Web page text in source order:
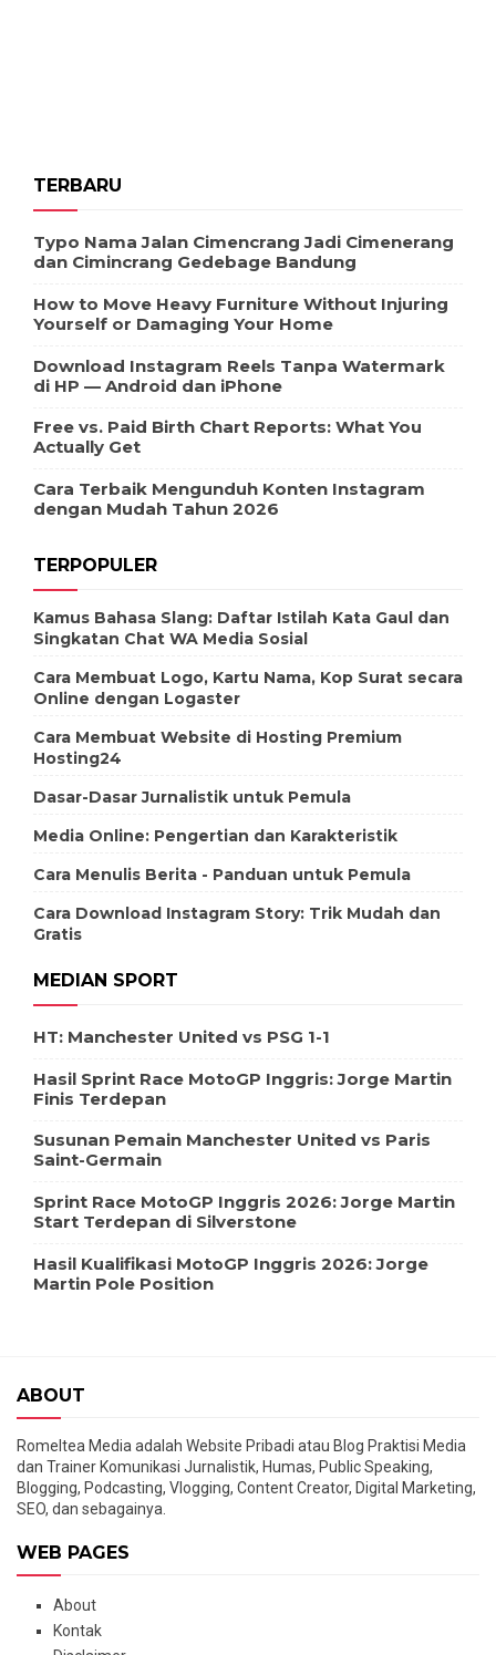
TERBARU
Typo Nama Jalan Cimencrang Jadi Cimenerang
dan Cimincrang Gedebage Bandung
How to Move Heavy Furniture Without Injuring
Yourself or Damaging Your Home
Download Instagram Reels Tanpa Watermark
di HP — Android dan iPhone
Free vs. Paid Birth Chart Reports: What You
Actually Get
Cara Terbaik Mengunduh Konten Instagram
dengan Mudah Tahun 2026
TERPOPULER
Kamus Bahasa Slang: Daftar Istilah Kata Gaul dan
Singkatan Chat WA Media Sosial
Cara Membuat Logo, Kartu Nama, Kop Surat secara
Online dengan Logaster
Cara Membuat Website di Hosting Premium
Hosting24
Dasar-Dasar Jurnalistik untuk Pemula
Media Online: Pengertian dan Karakteristik
Cara Menulis Berita - Panduan untuk Pemula
Cara Download Instagram Story: Trik Mudah dan
Gratis
MEDIAN SPORT
HT: Manchester United vs PSG 1-1
Hasil Sprint Race MotoGP Inggris: Jorge Martin
Finis Terdepan
Susunan Pemain Manchester United vs Paris
Saint-Germain
Sprint Race MotoGP Inggris 2026: Jorge Martin
Start Terdepan di Silverstone
Hasil Kualifikasi MotoGP Inggris 2026: Jorge
Martin Pole Position
ABOUT
Romeltea Media adalah Website Pribadi atau Blog Praktisi Media
dan Trainer Komunikasi Jurnalistik, Humas, Public Speaking,
Blogging, Podcasting, Vlogging, Content Creator, Digital Marketing,
SEO, dan sebagainya.
WEB PAGES
About
Kontak